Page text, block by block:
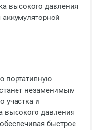
высокого давления
аккумуляторной
портативную
незаменимым
участка и
высокого давления
быстрое